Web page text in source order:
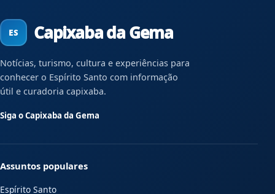
Capixaba da Gema
Notícias, turismo, cultura e experiências para
conhecer o Espírito Santo com informação
útil e curadoria capixaba.
Siga o Capixaba da Gema
Assuntos populares
Espírito Santo